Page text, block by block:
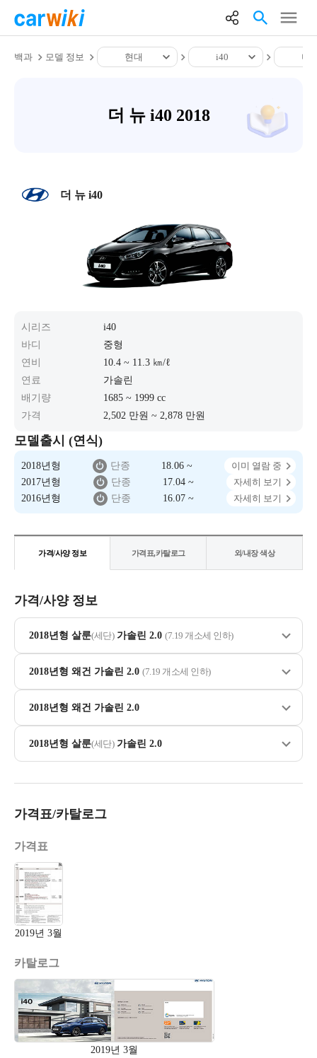
백과 모델 정보 현대 i40 더
더 뉴 i40 2018
더 뉴 i40
시리즈
i40
바디
중형
연비
10.4 ~ 11.3 ㎞/ℓ
연료
가솔린
배기량
1685 ~ 1999 cc
가격
2,502 만원 ~ 2,878 만원
모델출시 (연식)
2018년형 단종 18.06 ~
이미 열람 중
2017년형
단종 17.04 ~
자세히 보기
2016년형
단종 16.07 ~ 자세히 보기
가격/사양 정보 가격표,카탈로그 외/내장 색상
가격/사양 정보
2018년형 살룬(세단)가솔린 2.0 (7.19 개소세 인하)
2018년형 왜건 가솔린 2.0 (7.19 개소세 인하)
2018년형 왜건 가솔린 2.0
2018년형 살룬(세단)가솔린 2.0
가격표/카탈로그
가격표
2019년 3월
카탈로그
2019년 3월